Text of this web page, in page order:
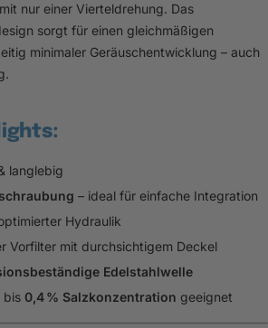
nur einer Vierteldrehung. Das
sorgt für einen gleichmäßigen
minimaler Geräuschentwicklung – auch
langlebig
– ideal für einfache Integration
Hydraulik
Vorfilter mit durchsichtigem Deckel
Edelstahlwelle
bis 0,4 % Salzkonzentration geeignet